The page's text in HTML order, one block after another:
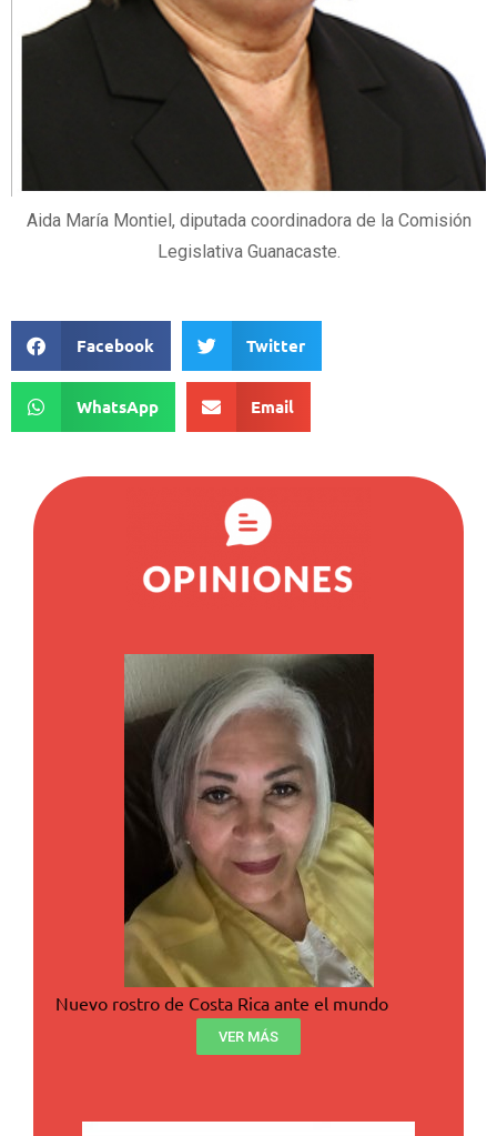
Aida María Montiel, diputada coordinadora de la Comisión
Legislativa Guanacaste.
Facebook Twitter
WhatsApp Email
Nuevo rostro de Costa Rica ante el mundo
VER MÁS